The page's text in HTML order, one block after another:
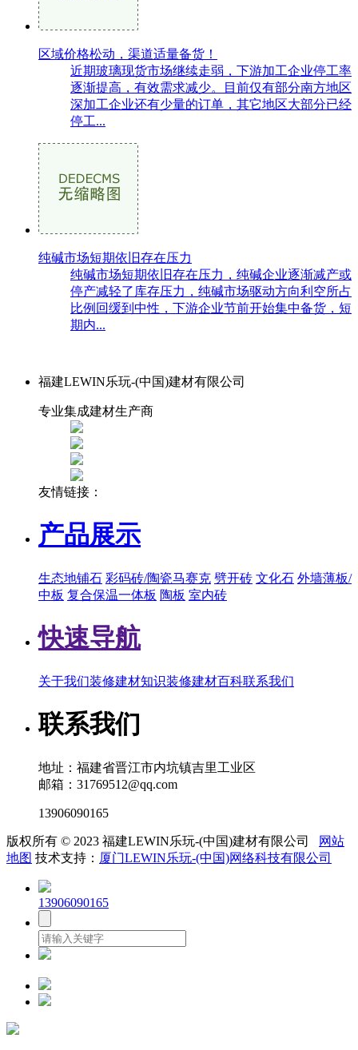
区域价格松动，渠道适量备货！
近期玻璃现货市场继续走弱，下游加工企业停工率
逐渐提高，有效需求减少。目前仅有部分南方地区
深加工企业还有少量的订单，其它地区大部分已经
停工...
纯碱市场短期依旧存在压力
纯碱市场短期依旧存在压力，纯碱企业逐渐减产或
停产减轻了库存压力，纯碱市场驱动方向利空所占
比例回缓到中性，下游企业节前开始集中备货，短
期内...
福建LEWIN乐玩-(中国)建材有限公司
专业集成建材生产商
友情链接：
产品展示
生态地铺石 彩码砖/陶瓷马赛克 劈开砖 文化石 外墙薄板/
中板 复合保温一体板 陶板 室内砖
快速导航
关于我们装修建材知识装修建材百科联系我们
联系我们
地址：福建省晋江市内坑镇吉里工业区
邮箱：31769512@qq.com
13906090165
版权所有 © 2023 福建LEWIN乐玩-(中国)建材有限公司
网站
地图 技术支持： 厦门LEWIN乐玩-(中国)网络科技有限公司
13906090165